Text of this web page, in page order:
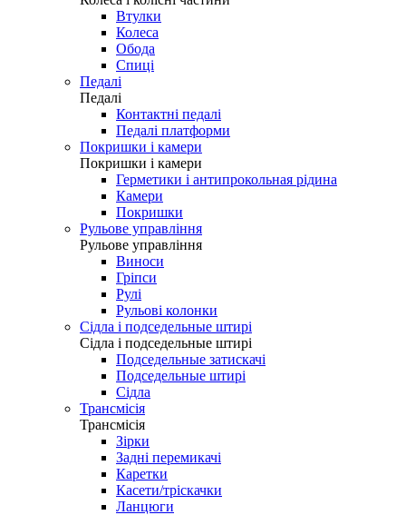
Втулки
Колеса
Обода
Спиці
Педалі
Педалі
Контактні педалі
Педалі платформи
Покришки і камери
Покришки і камери
Герметики і антипрокольная рідина
Камери
Покришки
Рульове управління
Рульове управління
Виноси
Гріпси
Рулі
Рульові колонки
Сідла і подседельные штирі
Сідла і подседельные штирі
Подседельные затискачі
Подседельные штирі
Сідла
Трансмісія
Трансмісія
Зірки
Задні перемикачі
Каретки
Касети/тріскачки
Ланцюги